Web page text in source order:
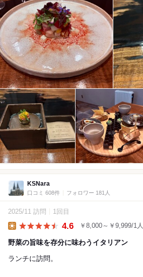
KSNara
口コミ 608件 フォロワー 181人
2025/11 訪問 1回目
4.6 ￥8,000～￥9,999/1人
野菜の旨味を存分に味わうイタリアン
ランチに訪問。